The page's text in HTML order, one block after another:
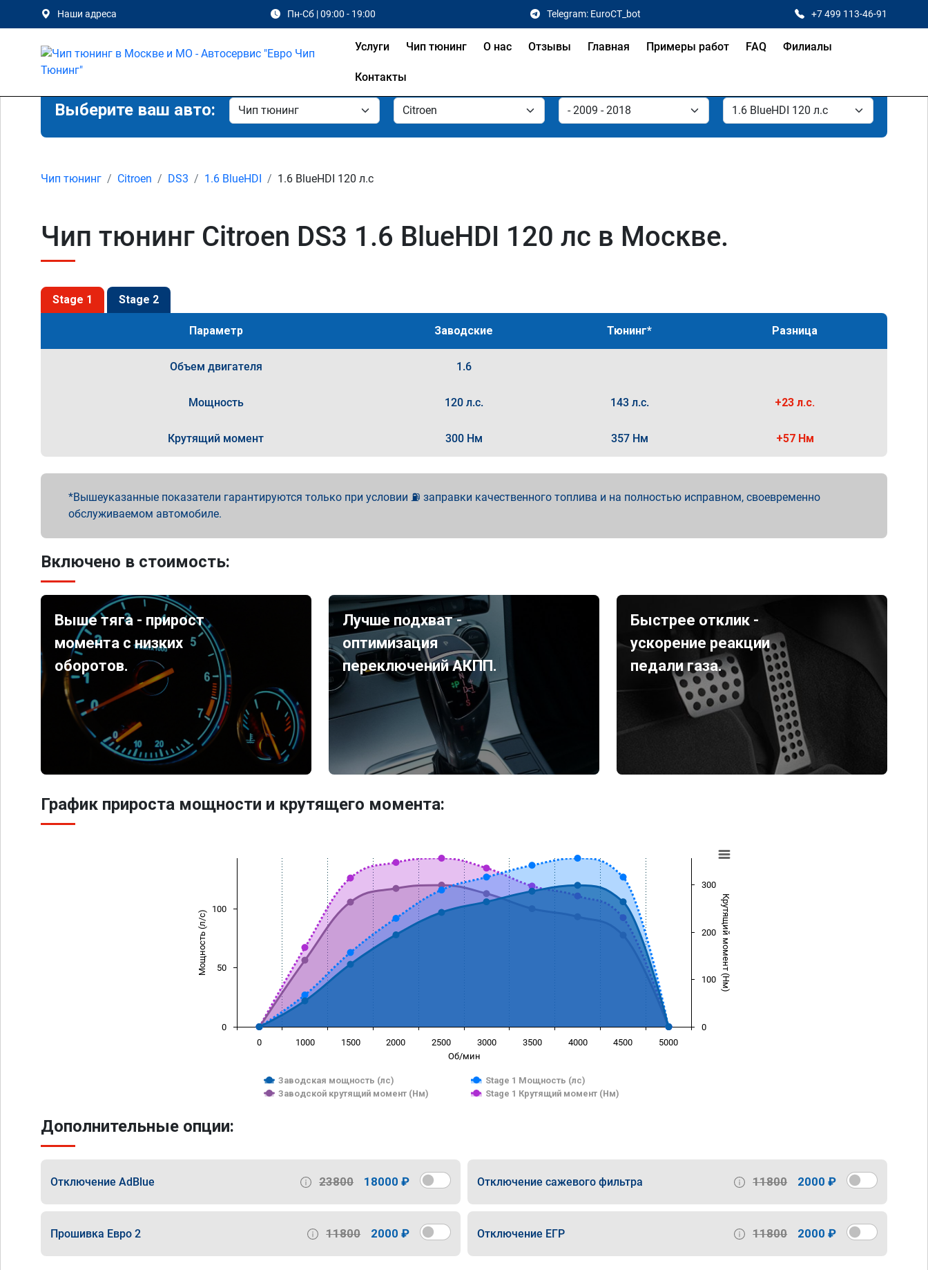
Наши адреса Пн-Сб | 09:00 - 19:00 Telegram: EuroCT_bot +7 499 113-46-91
Услуги Чип тюнинг О нас Отзывы Главная Примеры работ FAQ Филиалы
Контакты
Выберите ваш авто:
Чип тюнинг Citroen DS3 1.6 BlueHDI 1.6 BlueHDI 120 л.с
Чип тюнинг Citroen DS3 1.6 BlueHDI 120 лс в Москве.
Stage 1 Stage 2
Параметр Заводские Тюнинг* Разница
Объем двигателя 1.6
Мощность 120 л.с. 143 л.с. +23 л.с.
Крутящий момент 300 Нм 357 Нм +57 Нм
Вышеуказанные показатели гарантируются только при условии ⛽ заправки качественного топлива и на полностью исправном, своевременно
обслуживаемом автомобиле.
Включено в стоимость:
Выше тяга - прирост
момента с низких
оборотов.
Лучше подхват -
оптимизация
переключений АКПП.
Быстрее отклик -
ускорение реакции
педали газа.
График прироста мощности и крутящего момента:
Об/мин
Мощность (л/с) Крутящий момент (Нм)
Заводская мощность (лс)
Stage 1 Мощность (лс)
Заводской крутящий момент (Нм)
Stage 1 Крутящий момент (Нм)
0 1000 1500 2000 2500 3000 3500 4000 4500 5000
0
50
100
0
100
200
300
Дополнительные опции:
Отключение AdBlue 23800 18000 ₽ Отключение сажевого фильтра 11800 2000 ₽
Прошивка Евро 2 11800 2000 ₽ Отключение ЕГР 11800 2000 ₽